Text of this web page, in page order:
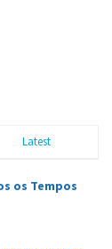
Latest
os Tempos